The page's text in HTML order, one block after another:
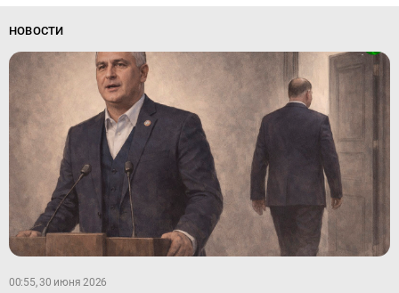
НОВОСТИ
00:55, 30 июня 2026